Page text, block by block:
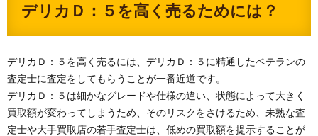
デリカＤ：５を高く売るためには？
デリカＤ：５を高く売るには、デリカＤ：５に精通したベテランの
査定士に査定をしてもらうことが一番近道です。
デリカＤ：５は細かなグレードや仕様の違い、状態によって大きく
買取額が変わってしまうため、そのリスクをさけるため、未熟な査
定士や大手買取店の若手査定士は、低めの買取額を提示することが